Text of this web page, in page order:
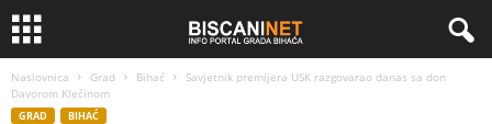
Naslovnica Grad Bihać
Savjetnik premijera USK razgovarao danas sa don
Davorom Klečinom
GRAD BIHAĆ